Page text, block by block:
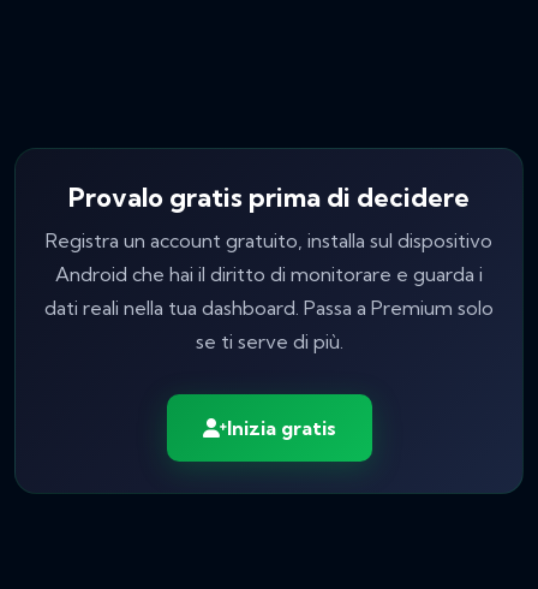
Provalo gratis prima di decidere
Registra un account gratuito, installa sul dispositivo
Android che hai il diritto di monitorare e guarda i
dati reali nella tua dashboard. Passa a Premium solo
se ti serve di più.
Inizia gratis